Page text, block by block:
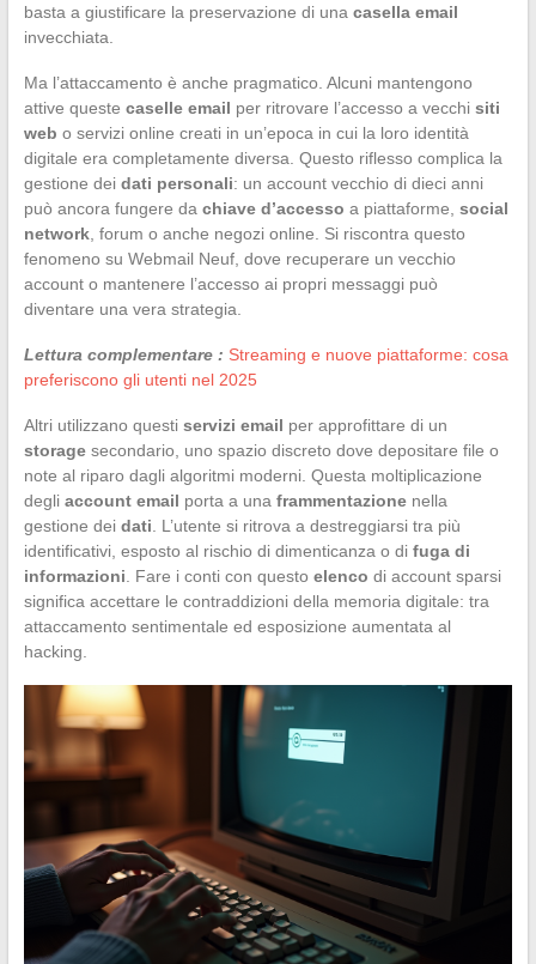
basta a giustificare la preservazione di una casella email
invecchiata.
Ma l’attaccamento è anche pragmatico. Alcuni mantengono
attive queste caselle email per ritrovare l’accesso a vecchi siti
web o servizi online creati in un’epoca in cui la loro identità
digitale era completamente diversa. Questo riflesso complica la
gestione dei dati personali: un account vecchio di dieci anni
può ancora fungere da chiave d’accesso a piattaforme, social
network, forum o anche negozi online. Si riscontra questo
fenomeno su Webmail Neuf, dove recuperare un vecchio
account o mantenere l’accesso ai propri messaggi può
diventare una vera strategia.
Lettura complementare : Streaming e nuove piattaforme: cosa
preferiscono gli utenti nel 2025
Altri utilizzano questi servizi email per approfittare di un
storagesecondario, uno spazio discreto dove depositare file o
note al riparo dagli algoritmi moderni. Questa moltiplicazione
degli account email porta a una frammentazionenella
gestione dei dati . L’utente si ritrova a destreggiarsi tra più
identificativi, esposto al rischio di dimenticanza o di fuga di
informazioni . Fare i conti con questo elenco di account sparsi
significa accettare le contraddizioni della memoria digitale: tra
attaccamento sentimentale ed esposizione aumentata al
hacking.